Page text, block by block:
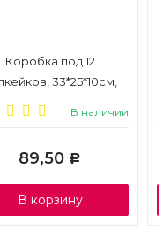
Коробка под 12
33*25*10см,
В наличии
89,50 Р
В корзину